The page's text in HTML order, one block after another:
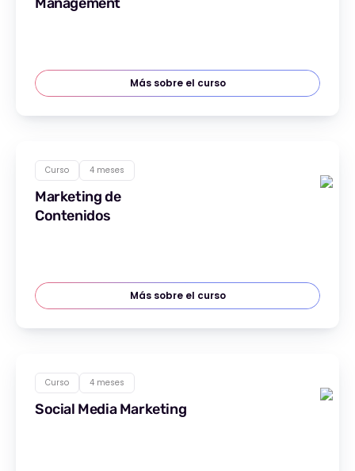
Más sobre el curso
Curso 4 meses
Marketing de
Contenidos
Más sobre el curso
Curso 4 meses
Social Media Marketing